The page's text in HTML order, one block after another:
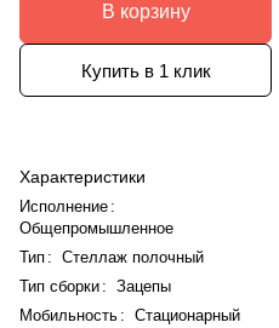
В корзину
Купить в 1 клик
Характеристики
Исполнение :
Общепромышленное
Тип : Стеллаж полочный
Тип сборки: Зацепы
Мобильность : Стационарный